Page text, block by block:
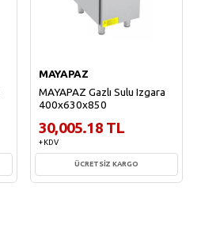
MAYAPAZ
MAYAPAZ Gazlı Sulu Izgara
400x630x850
30,005.18 TL
+ KDV
ÜCRETSİZ KARGO